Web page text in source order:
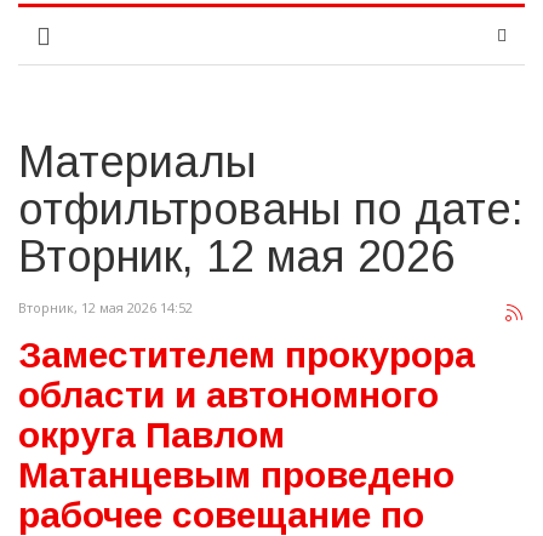
Материалы
отфильтрованы по дате:
Вторник, 12 мая 2026
Вторник, 12 мая 2026 14:52
Заместителем прокурора
области и автономного
округа Павлом
Матанцевым проведено
рабочее совещание по